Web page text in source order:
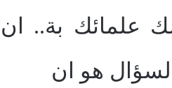
علمائك بة.. ان
هو ان